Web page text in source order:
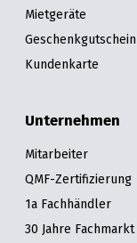
Mietgeräte
Geschenkgutschein
Kundenkarte
Unternehmen
Mitarbeiter
QMF-Zertifizierung
1a Fachhändler
30 Jahre